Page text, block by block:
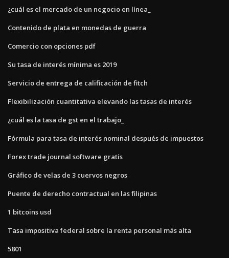
¿cuál es el mercado de un negocio en línea_
Contenido de plata en monedas de guerra
Comercio con opciones pdf
Su tasa de interés mínima es 2019
Servicio de entrega de calificación de fitch
Flexibilización cuantitativa elevando las tasas de interés
¿cuál es la tasa de gst en el trabajo_
Fórmula para tasa de interés nominal después de impuestos
Forex trade journal software gratis
Gráfico de velas de 3 cuervos negros
Puente de derecho contractual en las filipinas
1 bitcoins usd
Tasa impositiva federal sobre la renta personal más alta
5801